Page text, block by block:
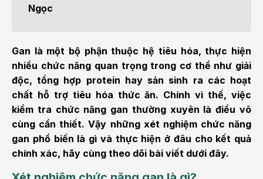
Ngọc
Gan là một bộ phận thuộc hệ tiêu hóa, thực hiện
nhiều chức năng quan trọng trong cơ thể như giải
độc, tổng hợp protein hay sản sinh ra các hoạt
chất hỗ trợ tiêu hóa thức ăn. Chính vì thế, việc
kiểm tra chức năng gan thường xuyên là điều vô
cùng cần thiết. Vậy những xét nghiệm chức năng
gan phổ biến là gì và thực hiện ở đâu cho kết quả
chính xác, hãy cùng theo dõi bài viết dưới đây.